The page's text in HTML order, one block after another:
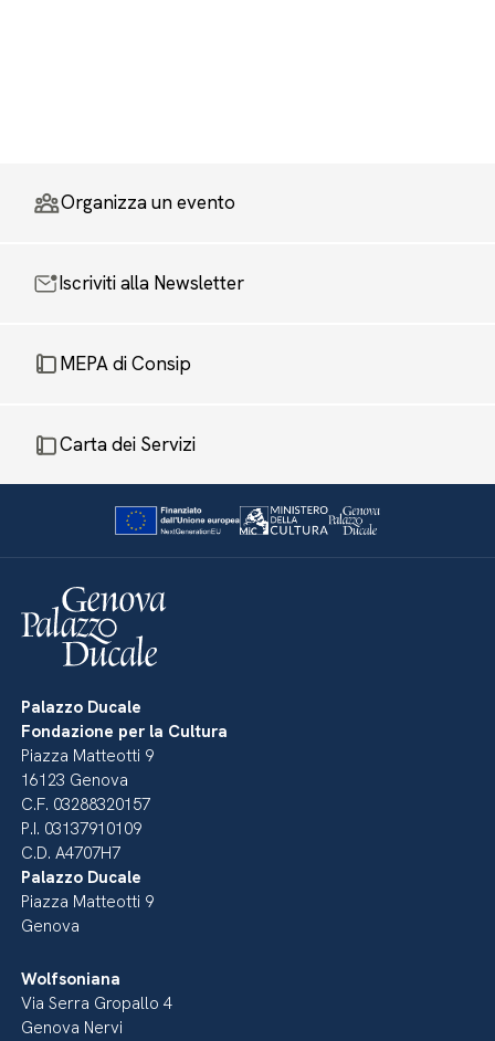
Organizza un evento
Iscriviti alla Newsletter
MEPA di Consip
Carta dei Servizi
Palazzo Ducale
Fondazione per la Cultura
Piazza Matteotti 9
16123 Genova
C.F. 03288320157
P.I. 03137910109
C.D. A4707H7
Palazzo Ducale
Piazza Matteotti 9
Genova
Wolfsoniana
Via Serra Gropallo 4
Genova Nervi